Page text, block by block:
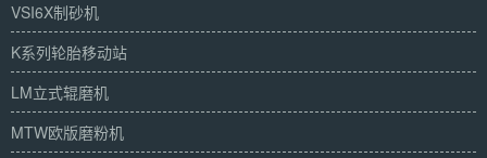
VSI6X制砂机
K系列轮胎移动站
LM立式辊磨机
MTW欧版磨粉机